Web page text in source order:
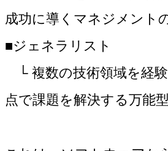
成功に導くマネジメント
■ジェネラリスト
└ 複数の技術領域を経
点で課題を解決する万能